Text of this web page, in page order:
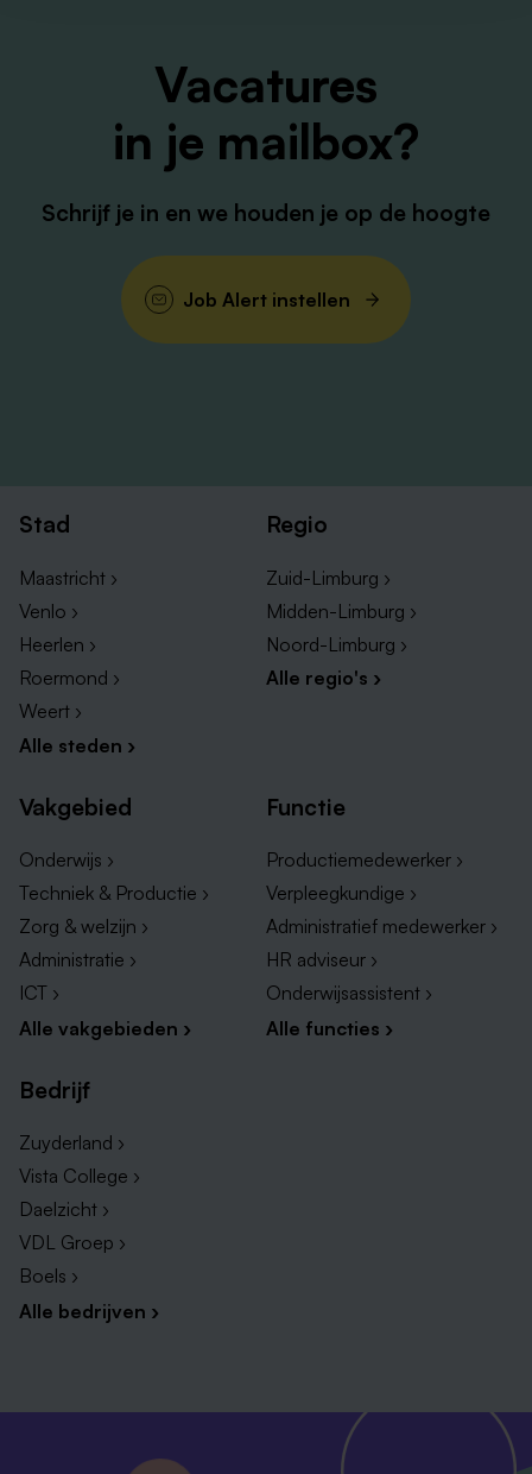
Vacatures
in je mailbox?
Schrijf je in en we houden je op de hoogte
Job Alert instellen
Stad
Maastricht ›
Venlo ›
Heerlen ›
Roermond ›
Weert ›
Alle steden ›
Regio
Zuid-Limburg ›
Midden-Limburg ›
Noord-Limburg ›
Alle regio's ›
Vakgebied
Onderwijs ›
Techniek & Productie ›
Zorg & welzijn ›
Administratie ›
ICT ›
Alle vakgebieden ›
Functie
Productiemedewerker ›
Verpleegkundige ›
Administratief medewerker ›
HR adviseur ›
Onderwijsassistent ›
Alle functies ›
Bedrijf
Zuyderland ›
Vista College ›
Daelzicht ›
VDL Groep ›
Boels ›
Alle bedrijven ›